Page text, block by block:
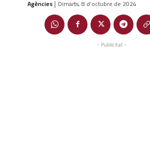
Agències | Dimarts, 8 d'octubre de 2024
- Publicitat -